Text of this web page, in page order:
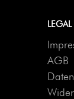
LEGAL
AGB